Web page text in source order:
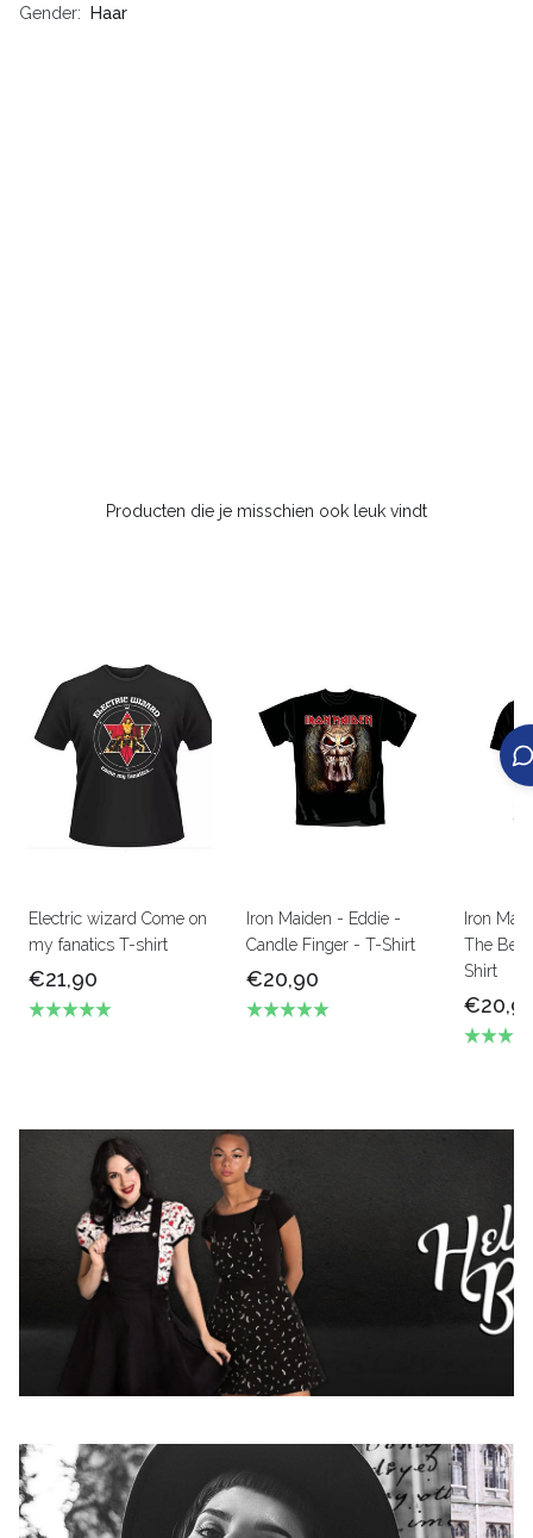
Gender Haar
Producten die je misschien ook leuk vindt
Electric wizard Come on
my fanatics T-shirt
€21,90
Iron Maiden - Eddie -
Candle Finger - T-Shirt
€20,90
Iron
The
Shirt